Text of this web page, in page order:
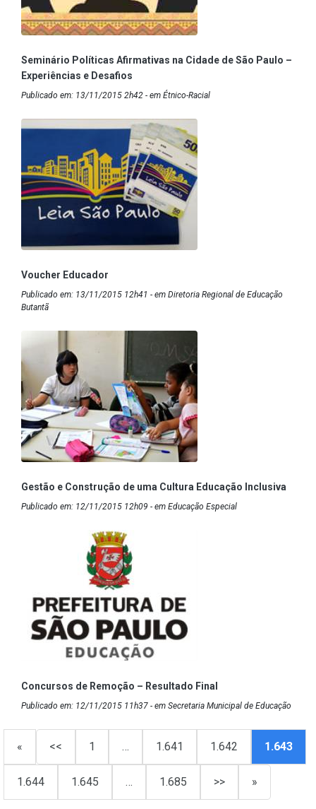
Seminário Políticas Afirmativas na Cidade de São Paulo –
Experiências e Desafios
Publicado em: 13/11/2015 2h42 - em Étnico-Racial
Voucher Educador
Publicado em: 13/11/2015 12h41 - em Diretoria Regional de Educação
Butantã
Gestão e Construção de uma Cultura Educação Inclusiva
Publicado em: 12/11/2015 12h09 - em Educação Especial
Concursos de Remoção – Resultado Final
Publicado em: 12/11/2015 11h37 - em Secretaria Municipal de Educação
« << 1 … 1.641 1.642 1.643
1.644 1.645 … 1.685 >> »